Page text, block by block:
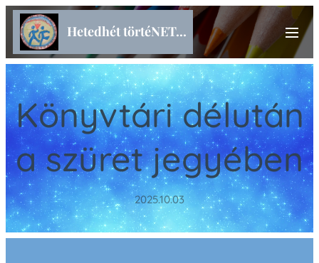
Hetedhét törtéNET...
Könyvtári délután
a szüret jegyében
2025.10.03